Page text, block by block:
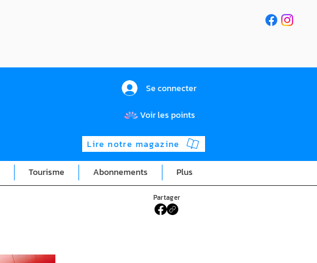
Se connecter
Voir les points
Lire notre magazine
Tourisme Abonnements Plus
Partager